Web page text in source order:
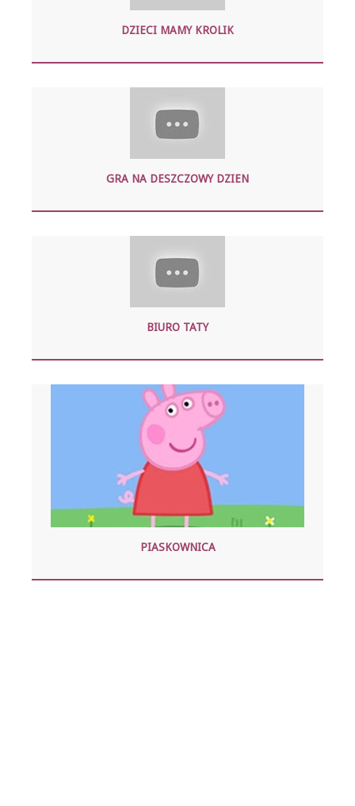
DZIECI MAMY KROLIK
GRA NA DESZCZOWY DZIEN
BIURO TATY
PIASKOWNICA